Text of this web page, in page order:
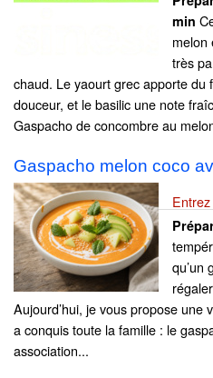
min
melon
très
chaud. Le yaourt grec apporte du
douceur, et le basilic une note
Gaspacho de concombre au
Gaspacho melon coco
qu’un
Aujourd’hui, je vous propose une
a conquis toute la famille : le
association...